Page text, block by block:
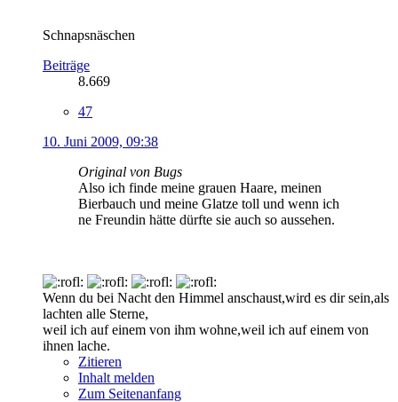
Schnapsnäschen
Beiträge
8.669
47
10. Juni 2009, 09:38
Original von Bugs
Also ich finde meine grauen Haare, meinen
Bierbauch und meine Glatze toll und wenn ich
ne Freundin hätte dürfte sie auch so aussehen.
Wenn du bei Nacht den Himmel anschaust,wird es dir sein,als
lachten alle Sterne,
weil ich auf einem von ihm wohne,weil ich auf einem von
ihnen lache.
Zitieren
Inhalt melden
Zum Seitenanfang